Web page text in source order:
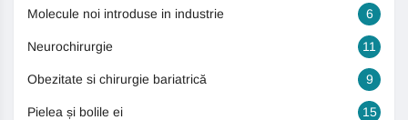
Molecule noi introduse in industrie 6
Neurochirurgie 11
Obezitate si chirurgie bariatrică 9
Pielea și bolile ei 15